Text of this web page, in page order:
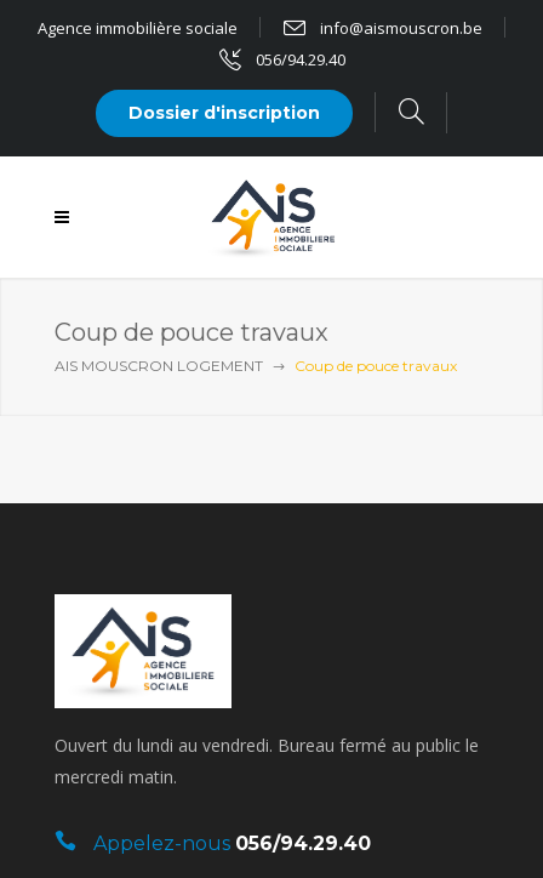
Agence immobilière sociale
info@aismouscron.be
056/94.29.40
Dossier d'inscription
Coup de pouce travaux
AIS MOUSCRON LOGEMENT Coup de pouce travaux
Ouvert du lundi au vendredi. Bureau fermé au public le
mercredi matin.
Appelez-nous 056/94.29.40